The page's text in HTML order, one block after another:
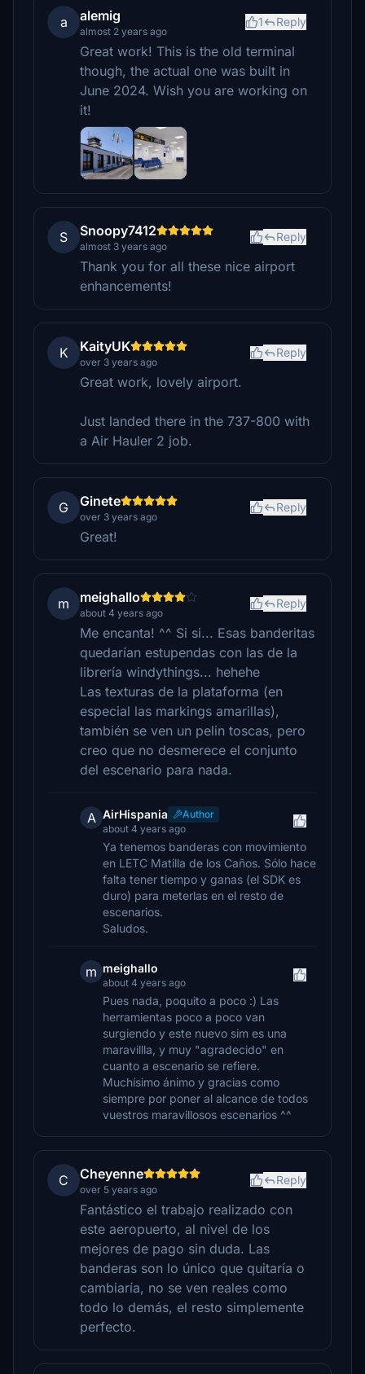
a alemig
almost 2 years ago
1 Reply
Great work! This is the old terminal
though, the actual one was built in
June 2024. Wish you are working on
it!
S Snoopy7412
almost 3 years ago
Reply
Thank you for all these nice airport
enhancements!
K KaityUK
over 3 years ago
Reply
Great work, lovely airport.
Just landed there in the 737-800 with
a Air Hauler 2 job.
G Ginete
over 3 years ago
Reply
Great!
m meighallo
about 4 years ago
Reply
Me encanta! ^^ Si si... Esas banderitas
quedarían estupendas con las de la
librería windythings... hehehe
Las texturas de la plataforma (en
especial las markings amarillas),
también se ven un pelin toscas, pero
creo que no desmerece el conjunto
del escenario para nada.
A AirHispania
Author
about 4 years ago
Ya tenemos banderas con movimiento
en LETC Matilla de los Caños. Sólo hace
falta tener tiempo y ganas (el SDK es
duro) para meterlas en el resto de
escenarios.
Saludos.
m meighallo
about 4 years ago
Pues nada, poquito a poco :) Las
herramientas poco a poco van
surgiendo y este nuevo sim es una
maravillla, y muy "agradecido" en
cuanto a escenario se refiere.
Muchísimo ánimo y gracias como
siempre por poner al alcance de todos
vuestros maravillosos escenarios ^^
C Cheyenne
over 5 years ago
Reply
Fantástico el trabajo realizado con
este aeropuerto, al nivel de los
mejores de pago sin duda. Las
banderas son lo único que quitaría o
cambiaría, no se ven reales como
todo lo demás, el resto simplemente
perfecto.